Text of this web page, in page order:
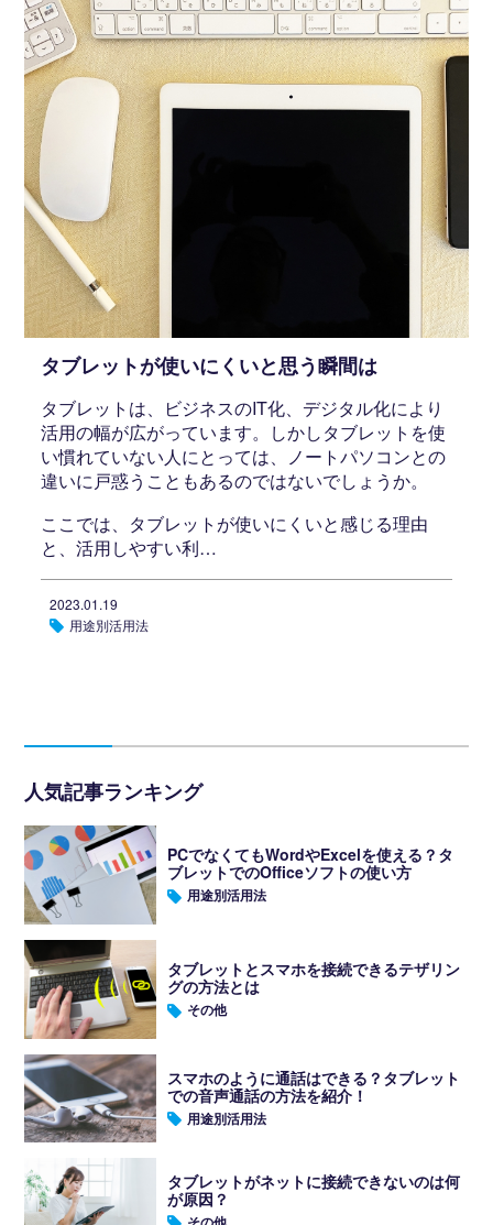
タブレットが使いにくいと思う瞬間は
タブレットは、ビジネスのIT化、デジタル化により
活用の幅が広がっています。しかしタブレットを使
い慣れていない人にとっては、ノートパソコンとの
違いに戸惑うこともあるのではないでしょうか。
ここでは、タブレットが使いにくいと感じる理由
と、活用しやすい利…
2023.01.19
用途別活用法
人気記事ランキング
PCでなくてもWordやExcelを使える？タ
ブレットでのOfficeソフトの使い方
用途別活用法
タブレットとスマホを接続できるテザリン
グの方法とは
その他
スマホのように通話はできる？タブレット
での音声通話の方法を紹介！
用途別活用法
タブレットがネットに接続できないのは何
が原因？